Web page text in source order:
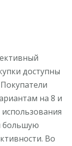
доступны
на 8 и
использования
большую
Во